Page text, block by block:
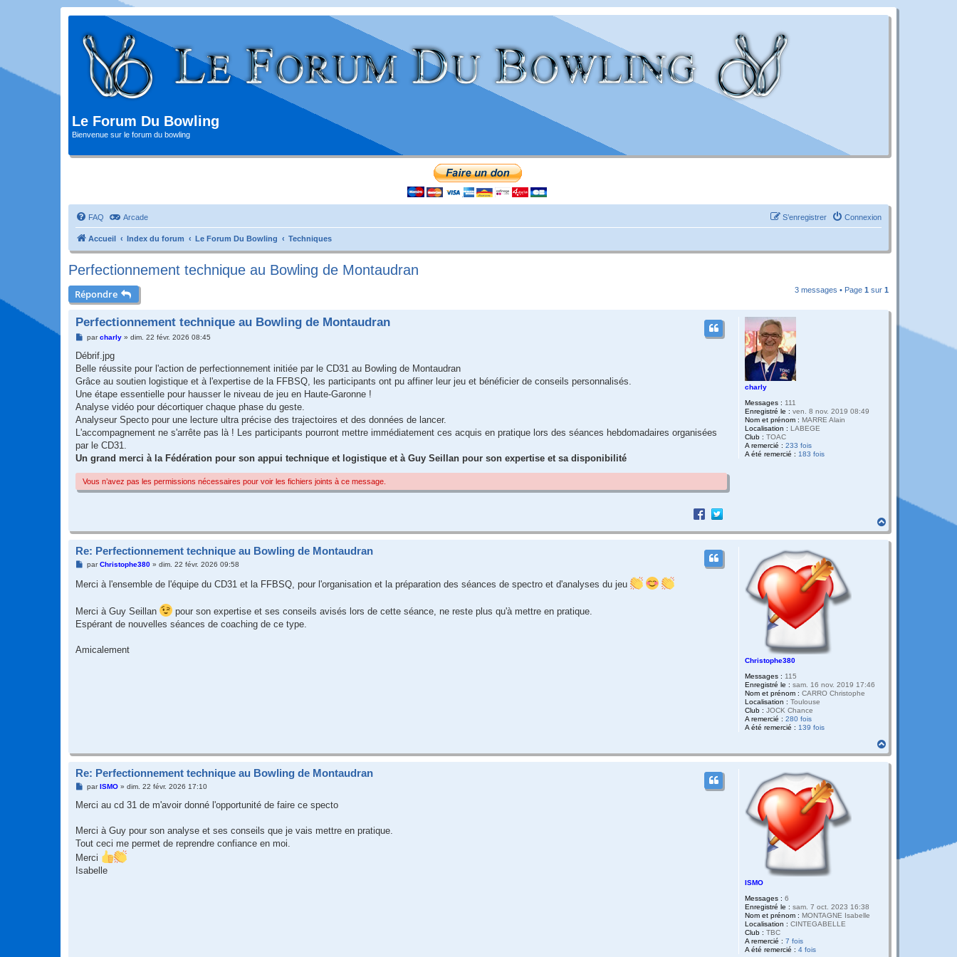
Le Forum Du Bowling
Bienvenue sur le forum du bowling
FAQ Arcade Connexion
S’enregistrer
Accueil Index du forum Le Forum Du Bowling Techniques
Perfectionnement technique au Bowling de Montaudran
Répondre 3 messages • Page 1 sur 1
charly
Messages : 111
Enregistré le : ven. 8 nov. 2019 08:49
Nom et prénom : MARRE Alain
Localisation : LABEGE
Club : TOAC
A remercié : 233 fois
A été remercié : 183 fois
Perfectionnement technique au Bowling de Montaudran
M
s
a
g
parcharly» dim. 22 févr. 2026 08:45
Débrif.jpg
Belle réussite pour l'action de perfectionnement initiée par le CD31 au Bowling de Montaudran
Grâce au soutien logistique et à l'expertise de la FFBSQ, les participants ont pu affiner leur jeu et bénéficier de conseils personnalisés.
Une étape essentielle pour hausser le niveau de jeu en Haute-Garonne !
Analyse vidéo pour décortiquer chaque phase du geste.
Analyseur Specto pour une lecture ultra précise des trajectoires et des données de lancer.
L'accompagnement ne s'arrête pas là ! Les participants pourront mettre immédiatement ces acquis en pratique lors des séances hebdomadaires organisées
par le CD31.
Un grand merci à la Fédération pour son appui technique et logistique et à Guy Seillan pour son expertise et sa disponibilité
Vous n’avez pas les permissions nécessaires pour voir les fichiers joints à ce message.
a
u
Christophe380
Messages : 115
Enregistré le : sam. 16 nov. 2019 17:46
Nom et prénom : CARRO Christophe
Localisation : Toulouse
Club : JOCK Chance
A remercié : 280 fois
A été remercié : 139 fois
Re: Perfectionnement technique au Bowling de Montaudran
M
s
e
parChristophe380» dim. 22 févr. 2026 09:58
Merci à l'ensemble de l'équipe du CD31 et la FFBSQ, pour l'organisation et la préparation des séances de spectro et d'analyses du jeu
Merci à Guy Seillan
pour son expertise et ses conseils avisés lors de cette séance, ne reste plus qu'à mettre en pratique.
Espérant de nouvelles séances de coaching de ce type.
Amicalement
a
u
ISMO
Messages : 6
Enregistré le : sam. 7 oct. 2023 16:38
Nom et prénom : MONTAGNE Isabelle
Localisation : CINTEGABELLE
Club : TBC
A remercié : 7 fois
A été remercié : 4 fois
Re: Perfectionnement technique au Bowling de Montaudran
M
s
g
parISMO» dim. 22 févr. 2026 17:10
Merci au cd 31 de m'avoir donné l'opportunité de faire ce specto
Merci à Guy pour son analyse et ses conseils que je vais mettre en pratique.
Tout ceci me permet de reprendre confiance en moi.
Merci
Isabelle